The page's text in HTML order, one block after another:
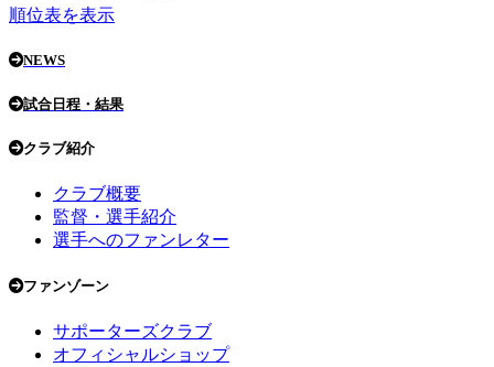
順位表を表示
NEWS
試合日程・結果
クラブ紹介
クラブ概要
監督・選手紹介
選手へのファンレター
ファンゾーン
サポーターズクラブ
オフィシャルショップ